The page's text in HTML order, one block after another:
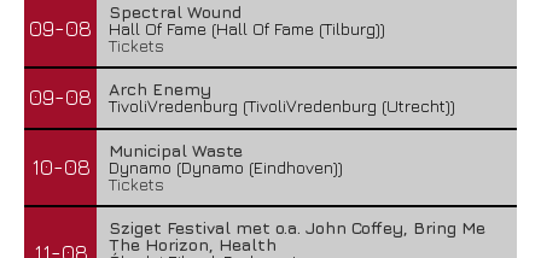
09-08
Spectral Wound
Hall Of Fame (Hall Of Fame (Tilburg))
Tickets
09-08
Arch Enemy
TivoliVredenburg (TivoliVredenburg (Utrecht))
10-08
Municipal Waste
Dynamo (Dynamo (Eindhoven))
Tickets
11-08
Sziget Festival met o.a. John Coffey, Bring Me
The Horizon, Health